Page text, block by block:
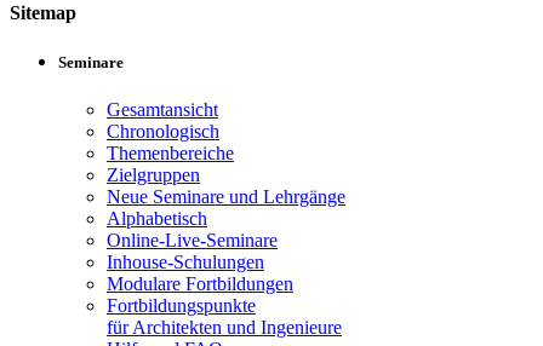
Sitemap
Seminare
Gesamtansicht
Chronologisch
Themenbereiche
Zielgruppen
Neue Seminare und Lehrgänge
Alphabetisch
Online-Live-Seminare
Inhouse-Schulungen
Modulare Fortbildungen
Fortbildungspunkte
für Architekten und Ingenieure